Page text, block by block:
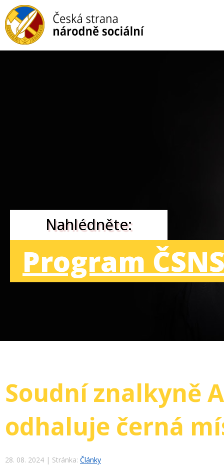
Nahlédněte:
Program
Soudní znalkyně
odhaluje černá
28. 08. 2024 | Stránka: Články